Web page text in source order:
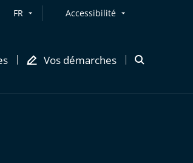
FR Accessibilité
Vos démarches
Ouvrir